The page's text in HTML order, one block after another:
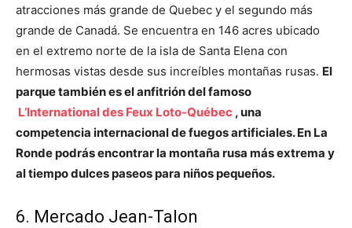
atracciones más grande de Quebec y el segundo más
grande de Canadá. Se encuentra en 146 acres ubicado
en el extremo norte de la isla de Santa Elena con
hermosas vistas desde sus increíbles montañas rusas. El
parque también es el anfitrión del famoso
L’International des Feux Loto-Québec , una
competencia internacional de fuegos artificiales. En La
Ronde podrás encontrar la montaña rusa más extrema y
al tiempo dulces paseos para niños pequeños.
6. Mercado Jean-Talon